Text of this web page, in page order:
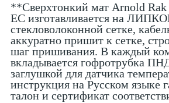
**Сверхтонкий мат Arnold Rak
EC изготавливается на
стекловолоконной сетке,
аккуратно пришит к сетке,
шаг пришивания. В каждый
вкладывается гофротрубка
заглушкой для датчика
инструкция на Русском языке
талон и сертификат